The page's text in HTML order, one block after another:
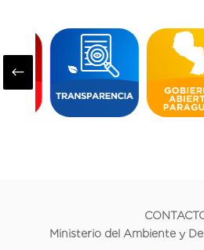
#
Ministerio del Ambiente y